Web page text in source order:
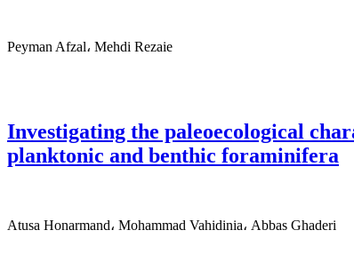
Peyman Afzal، Mehdi Rezaie
Investigating the paleoecological
planktonic and benthic foraminifera
Atusa Honarmand، Mohammad Vahidinia، Abbas Ghaderi